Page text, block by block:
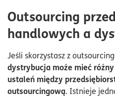
Outsourcing
handlowych a
Jeśli skorzystasz z
dystrybucja może mieć
ustaleń między
outsourcingową. Istnieje